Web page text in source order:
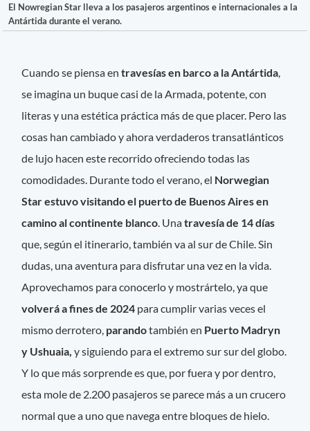
El Nowregian Star lleva a los pasajeros argentinos e internacionales a la
Antártida durante el verano.
Cuando se piensa en travesías en barco a la Antártida
se imagina un buque casi de la Armada, potente, con
literas y una estética práctica más de que placer. Pero las
cosas han cambiado y ahora verdaderos transatlánticos
de lujo hacen este recorrido ofreciendo todas las
comodidades. Durante todo el verano, el Norwegian
Star estuvo visitando el puerto de Buenos Aires en
camino al continente blanco . Unatravesía de 14 días
que, según el itinerario, también va al sur de Chile. Sin
dudas, una aventura para disfrutar una vez en la vida.
Aprovechamos para conocerlo y mostrártelo, ya que
volverá a fines de 2024 para cumplir varias veces el
mismo derrotero, parandotambién en Puerto Madryn
y Ushuaia, y siguiendo para el extremo sur sur del globo.
Y lo que más sorprende es que, por fuera y por dentro,
esta mole de 2.200 pasajeros se parece más a un crucero
normal que a uno que navega entre bloques de hielo.